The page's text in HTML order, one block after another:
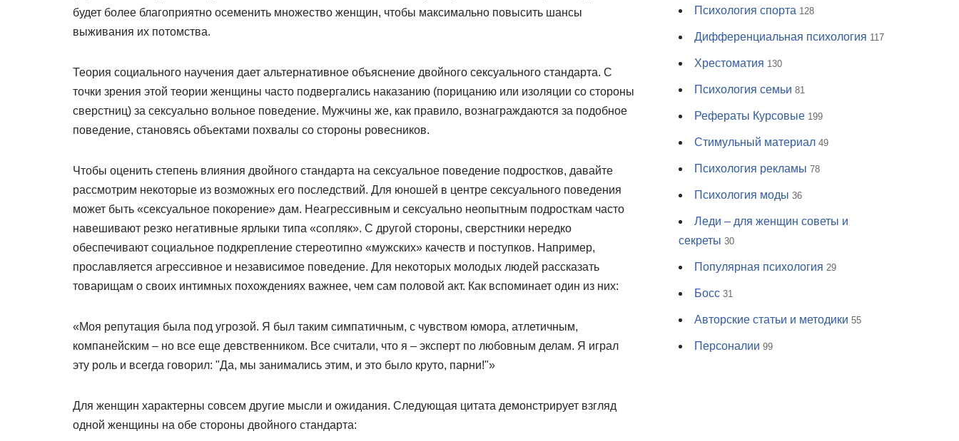
будет более благоприятно осеменить множество женщин, чтобы максимально повысить шансы
выживания их потомства.
Теория социального научения дает альтернативное объяснение двойного сексуального стандарта. С
точки зрения этой теории женщины часто подвергались наказанию (порицанию или изоляции со стороны
сверстниц) за сексуально вольное поведение. Мужчины же, как правило, вознаграждаются за подобное
поведение, становясь объектами похвалы со стороны ровесников.
Чтобы оценить степень влияния двойного стандарта на сексуальное поведение подростков, давайте
рассмотрим некоторые из возможных его последствий. Для юношей в центре сексуального поведения
может быть «сексуальное покорение» дам. Неагрессивным и сексуально неопытным подросткам часто
навешивают резко негативные ярлыки типа «сопляк». С другой стороны, сверстники нередко
обеспечивают социальное подкрепление стереотипно «мужских» качеств и поступков. Например,
прославляется агрессивное и независимое поведение. Для некоторых молодых людей рассказать
товарищам о своих интимных похождениях важнее, чем сам половой акт. Как вспоминает один из них:
«Моя репутация была под угрозой. Я был таким симпатичным, с чувством юмора, атлетичным,
компанейским – но все еще девственником. Все считали, что я – эксперт по любовным делам. Я играл
эту роль и всегда говорил: "Да, мы занимались этим, и это было круто, парни!"»
Для женщин характерны совсем другие мысли и ожидания. Следующая цитата демонстрирует взгляд
одной женщины на обе стороны двойного стандарта:
Психология спорта 128
Дифференциальная психология 117
Хрестоматия 130
Психология семьи 81
Рефераты Курсовые 199
Стимульный материал 49
Психология рекламы 78
Психология моды 36
Леди – для женщин советы и
секреты 30
Популярная психология 29
Босс 31
Авторские статьи и методики 55
Персоналии 99